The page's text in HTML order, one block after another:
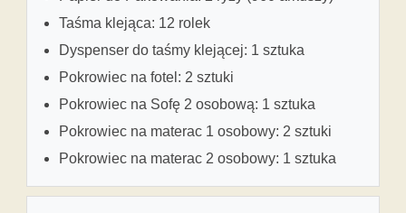
Taśma klejąca: 12 rolek
Dyspenser do taśmy klejącej: 1 sztuka
Pokrowiec na fotel: 2 sztuki
Pokrowiec na Sofę 2 osobową: 1 sztuka
Pokrowiec na materac 1 osobowy: 2 sztuki
Pokrowiec na materac 2 osobowy: 1 sztuka